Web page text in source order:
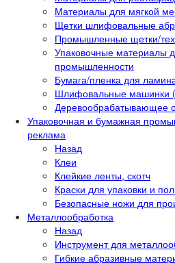
Материалы для мягкой
Щетки шлифовальные
Промышленные щетки/
Упаковочные материалы
промышленности
Бумага/пленка для
Шлифовальные машинки
Деревообрабатывающее
Упаковочная и бумажная
реклама
Назад
Клеи
Клейкие ленты, скотч
Краски для упаковки и
Безопасные ножи для
Металлообработка
Назад
Инструмент для
Гибкие абразивные